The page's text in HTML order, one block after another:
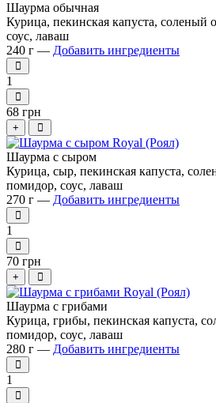
Шаурма обычная
Курица, пекинская капуста, соленый
соус, лаваш
240 г — Добавить ингредиенты
1
68 грн
+
Шаурма с сыром
Курица, сыр, пекинская капуста,
помидор, соус, лаваш
270 г — Добавить ингредиенты
1
70 грн
+
Шаурма с грибами
Курица, грибы, пекинская капуста,
помидор, соус, лаваш
280 г — Добавить ингредиенты
1